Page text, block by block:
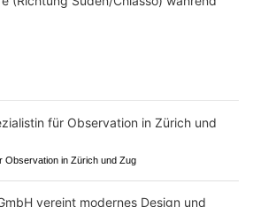
Observation in Zürich und Zug